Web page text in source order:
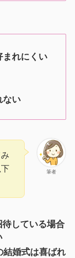
まれにくい
ない
筆者
している場合
結婚式は喜ばれ